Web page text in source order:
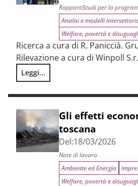
RapportiStudi per la
Analisi e modelli
Welfare, povertà e
Ricerca a cura di R. Paniccià.
Rilevazione a cura di Winpoll
Leggi...
Analisi ex-ante degli effetti su
Gli effetti
toscana
Del:18/03/2026
Note di lavoro
Ambiente ed Energia
Welfare, povertà e